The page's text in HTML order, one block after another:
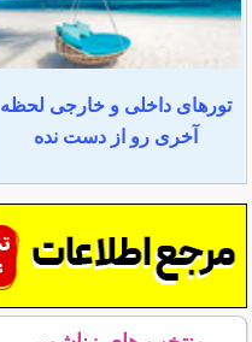
تورهای داخلی و خارجی لحظه
آخری رو از دست نده